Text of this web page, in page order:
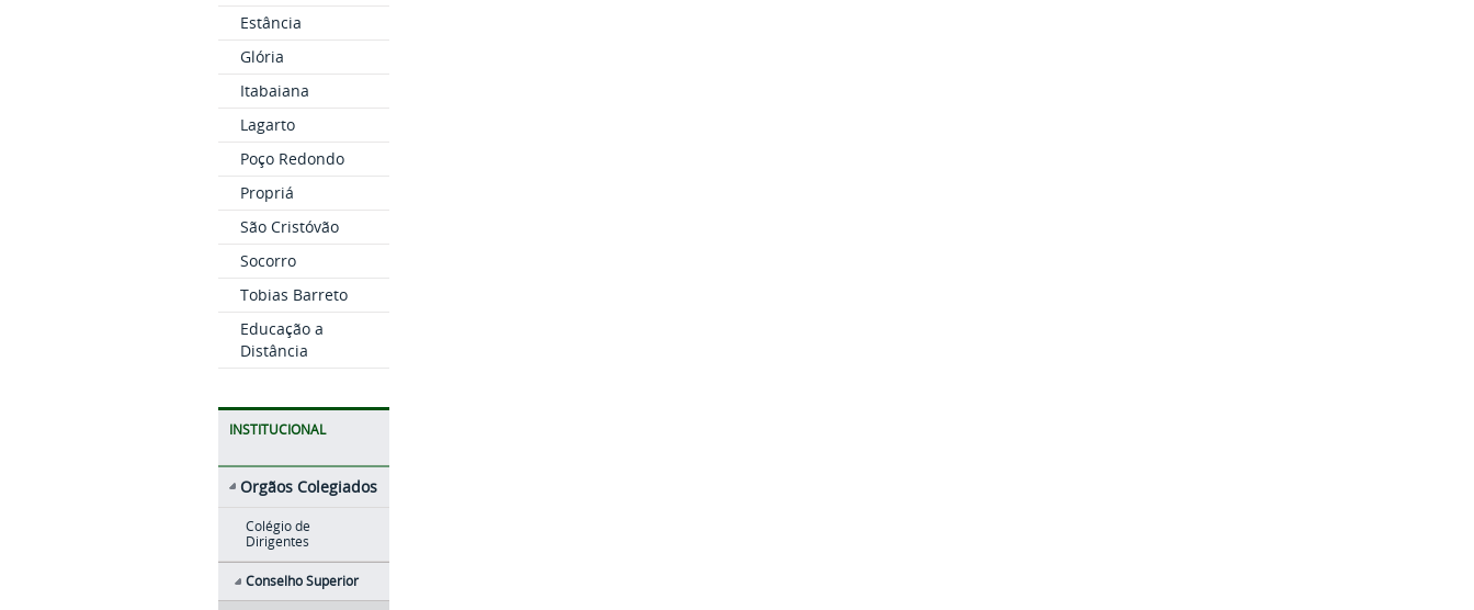
Estância
Glória
Itabaiana
Lagarto
Poço Redondo
Propriá
São Cristóvão
Socorro
Tobias Barreto
Educação a
Distância
INSTITUCIONAL
Orgãos Colegiados
Colégio de
Dirigentes
Conselho Superior